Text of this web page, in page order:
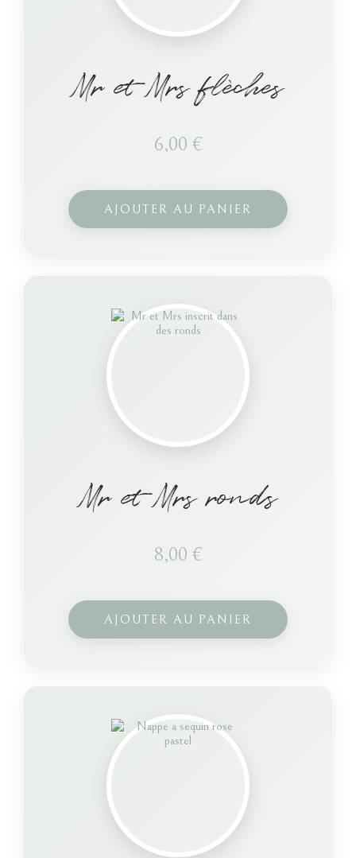
Mr et Mrs flèches
6,00 €
AJOUTER AU PANIER
Mr et Mrs ronds
8,00 €
AJOUTER AU PANIER